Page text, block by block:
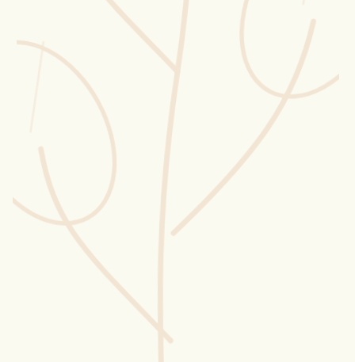
Challenges
Wusstest du?
Sammlungen
Selber machen